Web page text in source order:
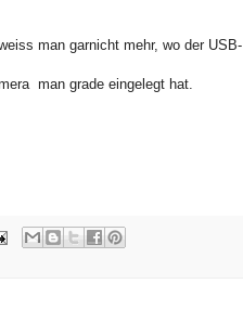
man garnicht mehr, wo der USB-
man grade eingelegt hat.